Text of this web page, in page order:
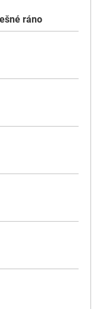
ráno